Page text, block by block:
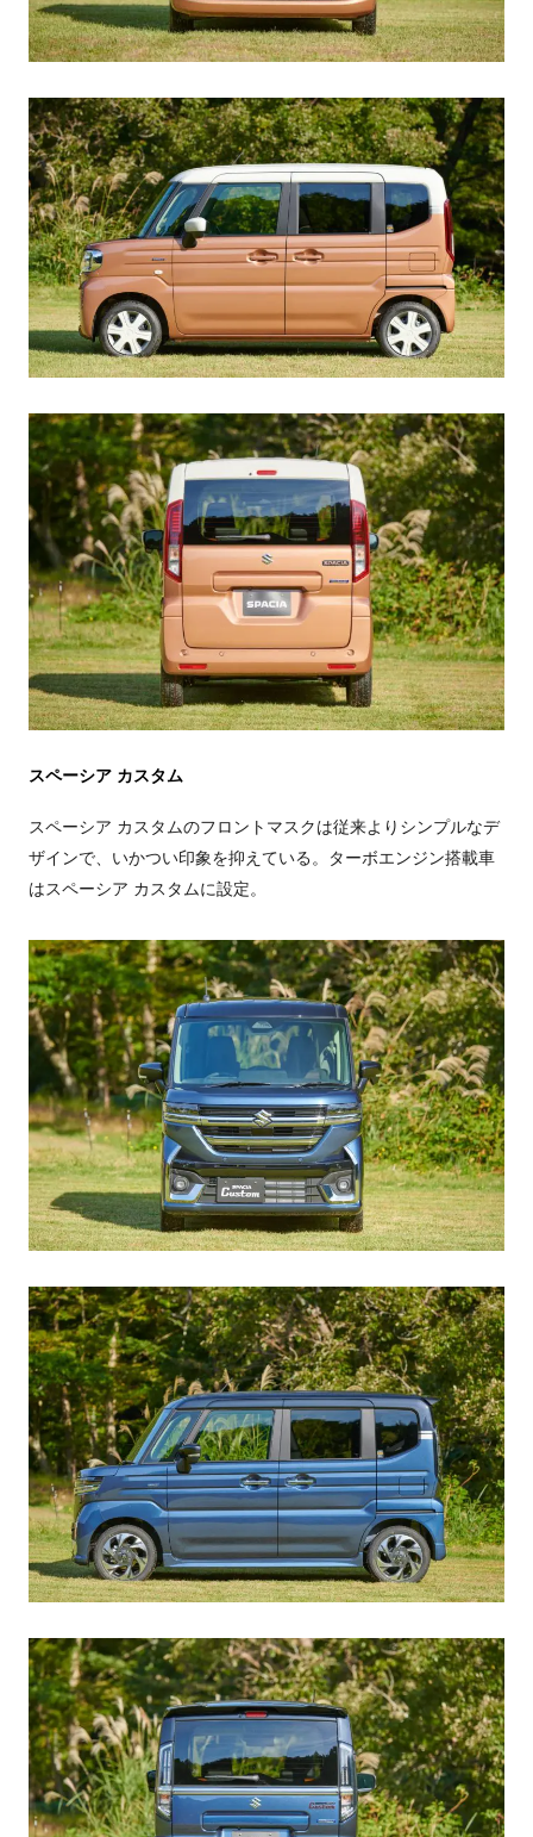
スペーシア カスタム
スペーシア カスタムのフロントマスクは従来よりシンプルなデ
ザインで、いかつい印象を抑えている。ターボエンジン搭載車
はスペーシア カスタムに設定。